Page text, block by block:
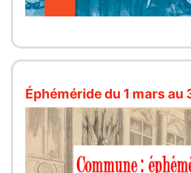
Éphéméride du 1 mars au